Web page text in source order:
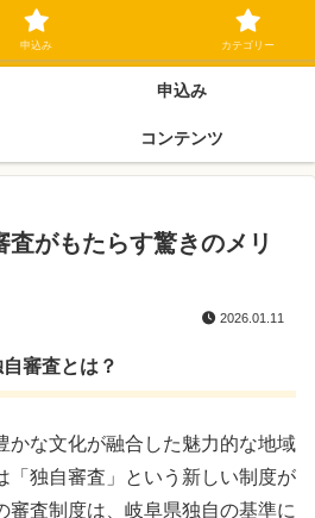
独自審査フリーローン 在籍確認なしの街
ーネにご相談ください
申込み
コンテンツ
査がもたらす驚きのメリ
2026.01.11
審査とは？
かな文化が融合した魅力的な地域
「独自審査」という新しい制度が
審査制度は、岐阜県独自の基準に
申込み カテゴリー